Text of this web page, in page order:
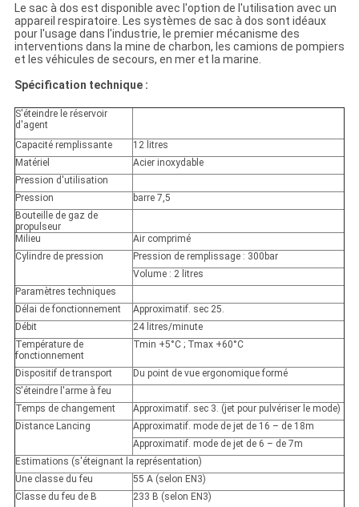
Le sac à dos est disponible avec l'option de l'utilisation avec un
appareil respiratoire. Les systèmes de sac à dos sont idéaux
pour l'usage dans l'industrie, le premier mécanisme des
interventions dans la mine de charbon, les camions de pompiers
et les véhicules de secours, en mer et la marine.
Spécification technique :
S'éteindre le réservoir
d'agent
Capacité remplissante
12 litres
Matériel
Acier inoxydable
Pression d'utilisation
Pression
barre 7,5
Bouteille de gaz de
propulseur
Milieu
Air comprimé
Cylindre de pression
Pression de remplissage : 300bar
Volume : 2 litres
Paramètres techniques
Délai de fonctionnement
Approximatif. sec 25.
Débit
24 litres/minute
Température de
fonctionnement
Tmin +5°C ; Tmax +60°C
Dispositif de transport
Du point de vue ergonomique formé
S'éteindre l'arme à feu
Temps de changement
Approximatif. sec 3. (jet pour pulvériser le mode)
Distance Lancing
Approximatif. mode de jet de 16 – de 18m
Approximatif. mode de jet de 6 – de 7m
Estimations (s'éteignant la représentation)
Une classe du feu
55 A (selon EN3)
Classe du feu de B
233 B (selon EN3)